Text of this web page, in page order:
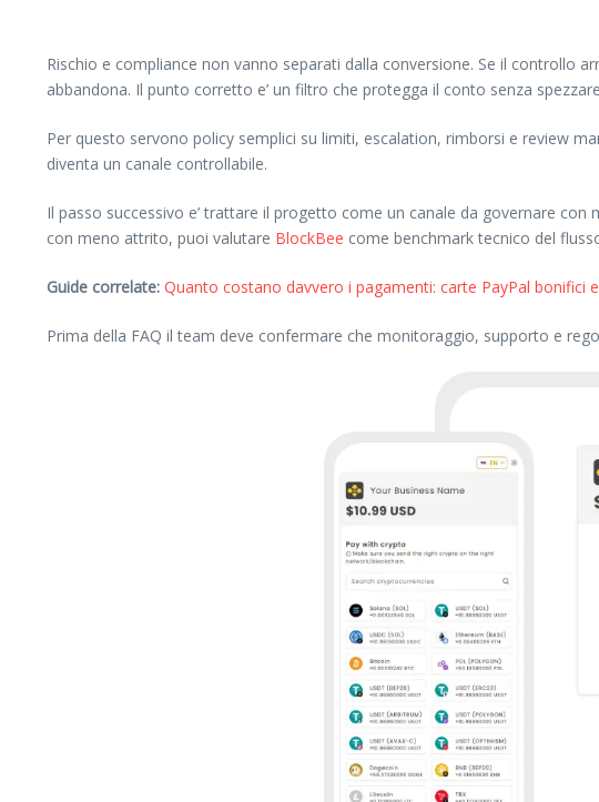
Rischio e compliance non vanno separati dalla conversione. Se il controllo
abbandona. Il punto corretto e’ un filtro che protegga il conto senza
Per questo servono policy semplici su limiti, escalation, rimborsi e review
diventa un canale controllabile.
Il passo successivo e’ trattare il progetto come un canale da governare
con meno attrito, puoi valutare BlockBee come benchmark tecnico del
Guide correlate: Quanto costano davvero i pagamenti: carte PayPal bonifici
Prima della FAQ il team deve confermare che monitoraggio, supporto e